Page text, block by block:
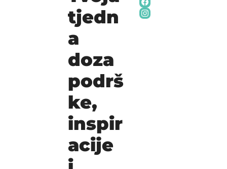
tjedn
a
doza
podrš
ke,
inspir
acije